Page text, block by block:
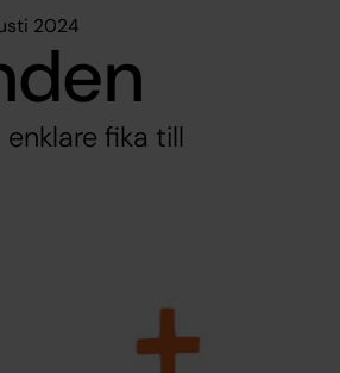
2024
fika till